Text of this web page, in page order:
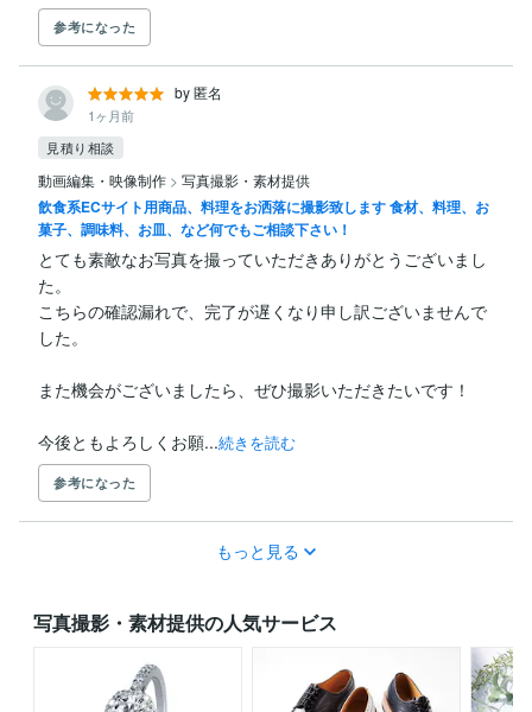
参考になった
by 匿名
1ヶ月前
見積り相談
動画編集・映像制作 > 写真撮影・素材提供
飲食系ECサイト用商品、料理をお洒落に撮影致します 食材、料理、お
菓子、調味料、お皿、など何でもご相談下さい！
とても素敵なお写真を撮っていただきありがとうございまし
た。
こちらの確認漏れで、完了が遅くなり申し訳ございませんで
した。
また機会がございましたら、ぜひ撮影いただきたいです！
今後ともよろしくお願...続きを読む
参考になった
もっと見る
写真撮影・素材提供の人気サービス